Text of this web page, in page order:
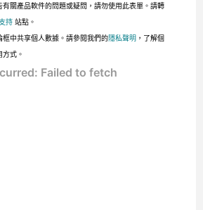
有關產品軟件的問題或疑問，請勿使用此表單。請轉
持站點。
框中共享個人數據。請參閱我們的隱私聲明 ，了解個
式。